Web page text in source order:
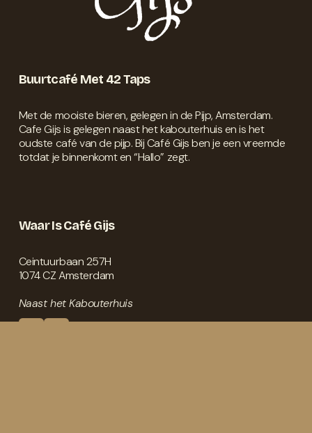
Buurtcafé Met 42 Taps
Met de mooiste bieren, gelegen in de Pijp, Amsterdam.
Cafe Gijs is gelegen naast het kabouterhuis en is het
oudste café van de pijp. Bij Café Gijs ben je een vreemde
totdat je binnenkomt en “Hallo” zegt.
Waar Is Café Gijs
Ceintuurbaan 257H
1074 CZ Amsterdam
Naast het Kabouterhuis